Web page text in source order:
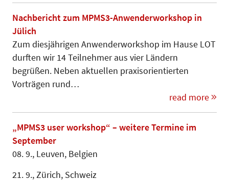
Nachbericht zum MPMS3-Anwenderworkshop in
Jülich
Zum diesjährigen Anwenderworkshop im Hause LOT
durften wir 14 Teilnehmer aus vier Ländern
begrüßen. Neben aktuellen praxisorientier­ten
Vorträgen rund…
read more
„MPMS3 user workshop“ – weitere Termine im
September
08. 9., Leuven, Belgien
21. 9., Zürich, Schweiz